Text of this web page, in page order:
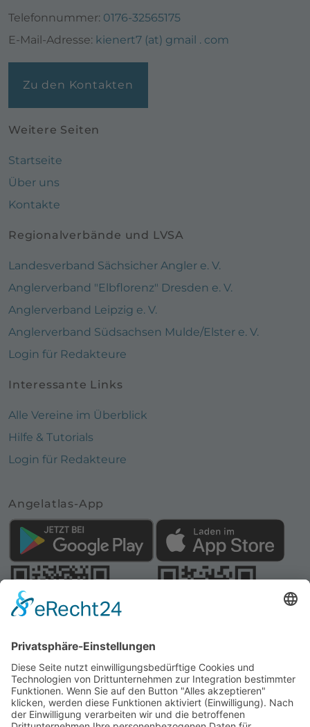
Telefonnummer: 0176-32565175
E-Mail-Adresse: kienert7 (at) gmail . com
Zu den Kontakten
Weitere Seiten
Startseite
Über uns
Kontakte
Regionalverbände und LVSA
Landesverband Sächsicher Angler e. V.
Anglerverband "Elbflorenz" Dresden e. V.
Anglerverband Leipzig e. V.
Anglerverband Südsachsen Mulde/Elster e. V.
Login für Redakteure
Interessante Links
Alle Vereine im Überblick
Hilfe & Tutorials
Login für Redakteure
Angelatlas-App
Webseite:Angelatlas Sachsen